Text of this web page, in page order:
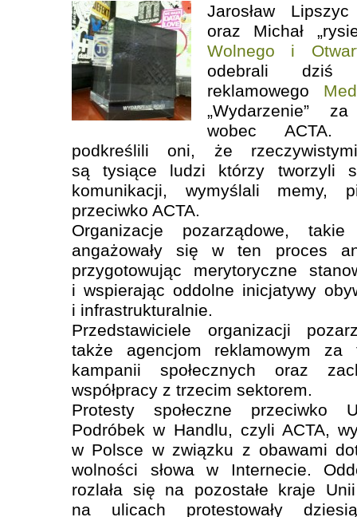
Jarosław Lipszyc
oraz Michał
Wolnego i
odebrali dziś
reklamowego
„Wydarzenie”
wobec ACTA.
podkreślili oni, że
są tysiące ludzi którzy tworzyli
komunikacji, wymyślali memy,
przeciwko ACTA.
Organizacje pozarządowe,
angażowały się w ten proces
przygotowując merytoryczne
i wspierając oddolne inicjatywy
i infrastrukturalnie.
Przedstawiciele organizacji
także agencjom reklamowym za
kampanii społecznych oraz
współpracy z trzecim sektorem.
Protesty społeczne przeciwko
Podróbek w Handlu, czyli ACTA,
w Polsce w związku z obawami
wolności słowa w Internecie.
rozlała się na pozostałe kraje
na ulicach protestowały